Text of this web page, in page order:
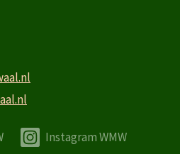
Instagram WMW